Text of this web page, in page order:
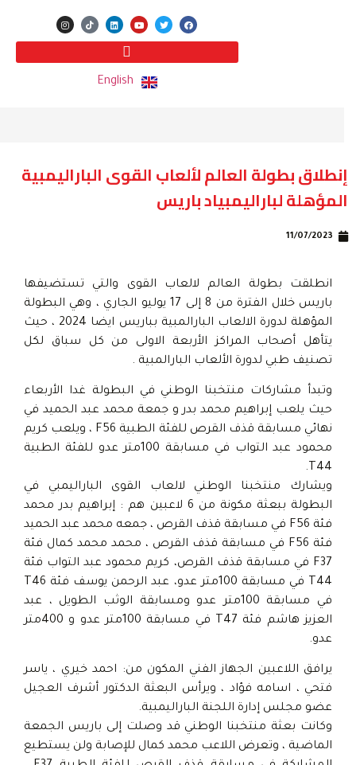
English
إنطلاق بطولة العالم لألعاب القوى الباراليمبية
المؤهلة لباراليمبياد باريس
11/07/2023
انطلقت بطولة العالم لالعاب القوى والتي تستضيفها
باريس خلال الفترة من 8 إلى 17 يوليو الجاري ، وهي البطولة
المؤهلة لدورة الالعاب البارالمبية بباريس ايضا 2024 ، حيث
يتأهل أصحاب المراكز الأربعة الاولى من كل سباق لكل
تصنيف طبي لدورة الألعاب البارالمبية .
وتبدأ مشاركات منتخبنا الوطني في البطولة غدا الأربعاء
حيث يلعب إبراهيم محمد بدر و جمعة محمد عبد الحميد في
نهائي مسابقة قذف القرص للفئة الطبية F56 ، ويلعب كريم
محمود عبد التواب في مسابقة 100متر عدو للفئة الطبية
T44.
ويشارك منتخبنا الوطني لالعاب القوى الباراليمبي في
البطولة ببعثة مكونة من 6 لاعبين هم : إبراهيم بدر محمد
فئة F56 في مسابقة قذف القرص ، جمعه محمد عبد الحميد
فئة F56 في مسابقة قذف القرص ، محمد محمد كمال فئة
F37 في مسابقة قذف القرص، كريم محمود عبد التواب فئة
T44 في مسابقة 100متر عدو، عبد الرحمن يوسف فئة T46
في مسابقة 100متر عدو ومسابقة الوثب الطويل ، عبد
العزيز هاشم فئة T47 في مسابقة 100متر عدو و 400متر
عدو.
يرافق اللاعبين الجهاز الفني المكون من: احمد خيري ، ياسر
فتحي ، اسامه فؤاد ، ويرأس البعثة الدكتور أشرف العجيل
عضو مجلس إدارة اللجنة الباراليمبية.
وكانت بعثة منتخبنا الوطني قد وصلت إلى باريس الجمعة
الماضية ، وتعرض اللاعب محمد كمال للإصابة ولن يستطيع